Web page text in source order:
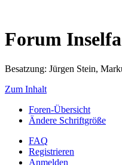
Forum
Besatzung: Jürgen Stein,
Zum Inhalt
Foren-Übersicht
Ändere Schriftgröße
FAQ
Registrieren
Anmelden